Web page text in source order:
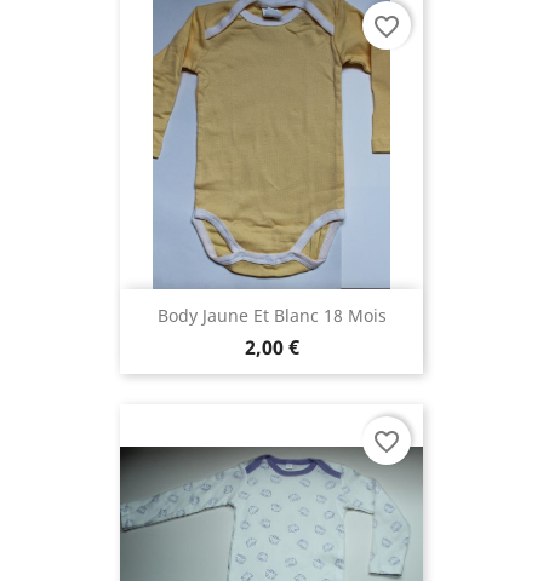
Body Jaune Et Blanc 18 Mois
2,00 €
favorite_border
favorite_border